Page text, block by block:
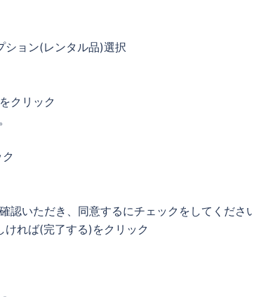
ション(レンタル品)選択
クリック
認いただき、同意するにチェックをしてくださ
れば(完了する)をクリック